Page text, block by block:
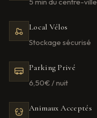
Local Vélos
Stockage sécurisé
Parking Privé
6,50€ / nuit
Animaux Acceptés